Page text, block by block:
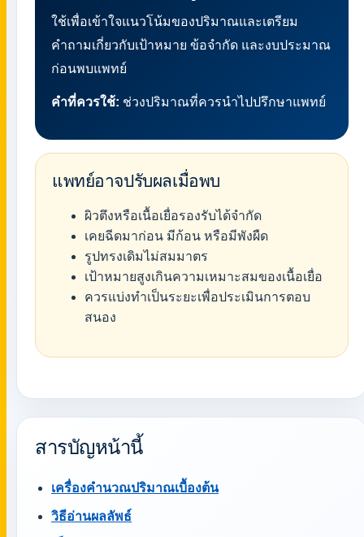
ใช้เพื่อเข้าใจแนวโน้มของปริมาณและเตรียม
คำถามเกี่ยวกับเป้าหมาย ข้อจำกัด และงบประมาณ
ก่อนพบแพทย์
คำที่ควรใช้: ช่วงปริมาณที่ควรนำไปปรึกษาแพทย์
แพทย์อาจปรับผลเมื่อพบ
ผิวตึงหรือเนื้อเยื่อรองรับได้จำกัด
เคยฉีดมาก่อน มีก้อน หรือมีพังผืด
รูปทรงเดิมไม่สมมาตร
เป้าหมายสูงเกินความเหมาะสมของเนื้อเยื่อ
ควรแบ่งทำเป็นระยะเพื่อประเมินการตอบ
สนอง
สารบัญหน้านี้
เครื่องคำนวณปริมาณเบื้องต้น
วิธีอ่านผลลัพธ์